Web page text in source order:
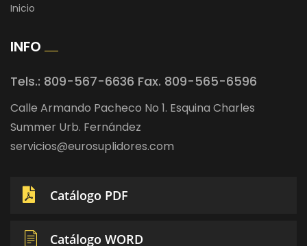
Inicio
INFO
Tels.: 809-567-6636 Fax. 809-565-6596
Calle Armando Pacheco No 1. Esquina Charles
Summer Urb. Fernández
servicios@eurosuplidores.com
Catálogo PDF
Catálogo WORD